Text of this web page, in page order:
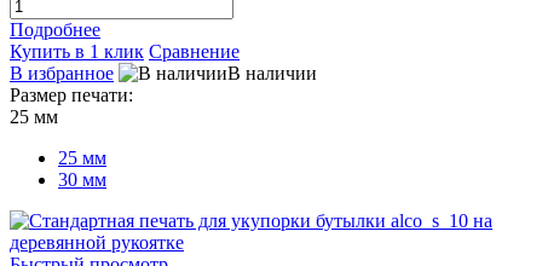
Подробнее
Купить в 1 клик Сравнение
В избранное
В наличии
Размер печати:
25 мм
25 мм
30 мм